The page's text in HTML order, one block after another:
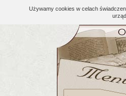
Używamy cookies w celach